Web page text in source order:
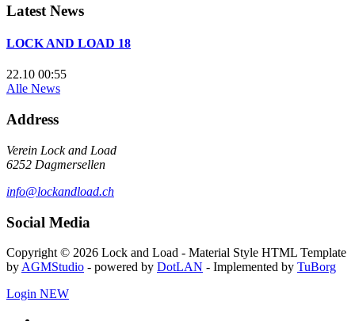
Latest News
LOCK AND LOAD 18
22.10 00:55
Alle News
Address
Verein Lock and Load
6252 Dagmersellen
info@lockandload.ch
Social Media
Copyright © 2026 Lock and Load - Material Style HTML Template
by AGMStudio - powered by DotLAN - Implemented by TuBorg
Login NEW